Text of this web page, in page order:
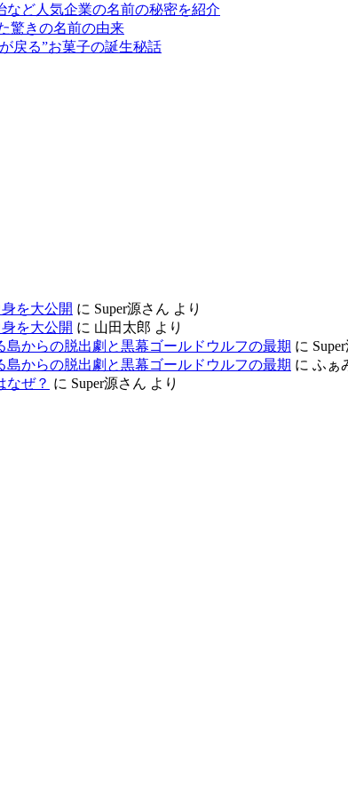
ど人気企業の名前の秘密を紹介
驚きの名前の由来
戻る”お菓子の誕生秘話
を大公開 に Super源さん より
を大公開 に 山田太郎 より
からの脱出劇と黒幕ゴールドウルフの最期 に
からの脱出劇と黒幕ゴールドウルフの最期 に ふぁ
なぜ？ に Super源さん より